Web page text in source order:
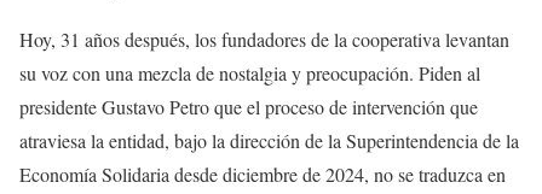
Hoy, 31 años después, los fundadores de la cooperativa levantan
su voz con una mezcla de nostalgia y preocupación. Piden al
presidente Gustavo Petro que el proceso de intervención que
atraviesa la entidad, bajo la dirección de la Superintendencia de la
Economía Solidaria desde diciembre de 2024, no se traduzca en